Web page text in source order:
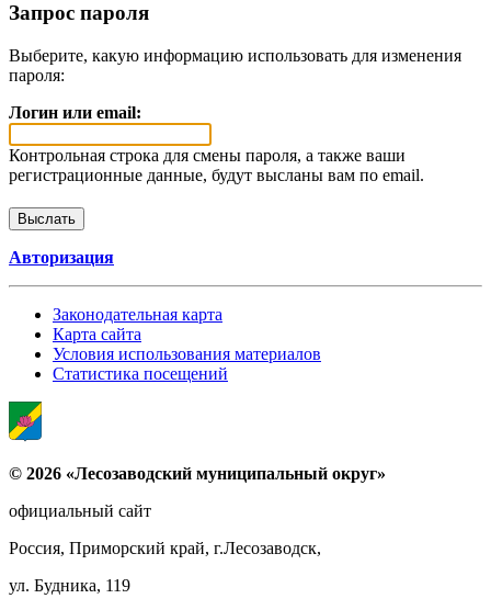
Запрос пароля
Выберите, какую информацию использовать для изменения
пароля:
Логин или email:
Контрольная строка для смены пароля, а также ваши
регистрационные данные, будут высланы вам по email.
Авторизация
Законодательная карта
Карта сайта
Условия использования материалов
Статистика посещений
© 2026 «Лесозаводский муниципальный округ»
официальный сайт
Россия, Приморский край, г.Лесозаводск,
ул. Будника, 119